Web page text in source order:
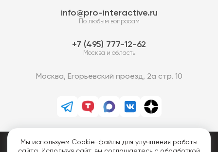
info@pro-interactive.ru
По любым вопросам
7 (495) 777-12-62
Москва и область
Москва, Егорьевский проезд, 2а стр. 10
PRO-Интерактив © 2013-2026.
Мы используем Cookie-файлы для улучшения работы